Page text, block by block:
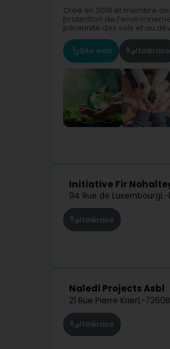
Créé en 2018 et membre
protection de
pérennité des sols et au
Site web Itinéraire
Initiative Fir
94 Rue de Luxembourg
Itinéraire
Naledi Projects Asbl
21 Rue Pierre KrierL-7260
Itinéraire